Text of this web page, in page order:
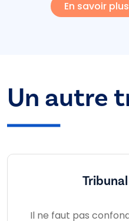
En savoir
Un autre
Il ne faut pas